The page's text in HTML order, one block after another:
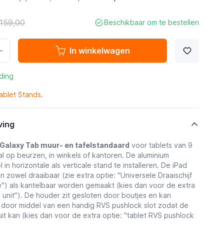
Beschikbaar om te bestellen
In winkelwagen
Stands.
Tab muur- en tafelstandaard voor tablets van 9
op beurzen, in winkels of kantoren. De aluminium
in horizontale als verticale stand te installeren. De iPad
zowel draaibaar (zie extra optie: "Universele Draaischijf
als kantelbaar worden gemaakt (kies dan voor de extra
unit"). De houder zit gesloten door boutjes en kan
middel van een handig RVS pushlock slot zodat de
kan (kies dan voor de extra optie: "tablet RVS pushlock